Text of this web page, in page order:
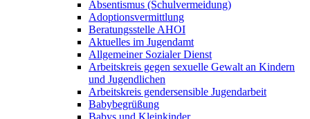
Absentismus (Schulvermeidung)
Adoptionsvermittlung
Beratungsstelle AHOI
Aktuelles im Jugendamt
Allgemeiner Sozialer Dienst
Arbeitskreis gegen sexuelle Gewalt an Kindern
und Jugendlichen
Arbeitskreis gendersensible Jugendarbeit
Babybegrüßung
Babys und Kleinkinder